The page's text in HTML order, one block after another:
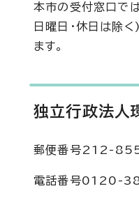
本市の受付窓口で
日曜日・休日は除
ます。
独立行政法人
郵便番号212-
電話番号0120-